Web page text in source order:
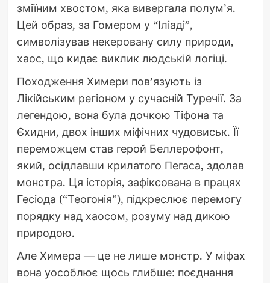
зміїним хвостом, яка вивергала полум’я.
Цей образ, за Гомером у “Іліаді”,
символізував некеровану силу природи,
хаос, що кидає виклик людській логіці.
Походження Химери пов’язують із
Лікійським регіоном у сучасній Туречії. За
легендою, вона була дочкою Тіфона та
Єхидни, двох інших міфічних чудовиськ. Її
переможцем став герой Беллерофонт,
який, осідлавши крилатого Пегаса, здолав
монстра. Ця історія, зафіксована в працях
Гесіода (“Теогонія”), підкреслює перемогу
порядку над хаосом, розуму над дикою
природою.
Але Химера — це не лише монстр. У міфах
вона уособлює щось глибше: поєднання